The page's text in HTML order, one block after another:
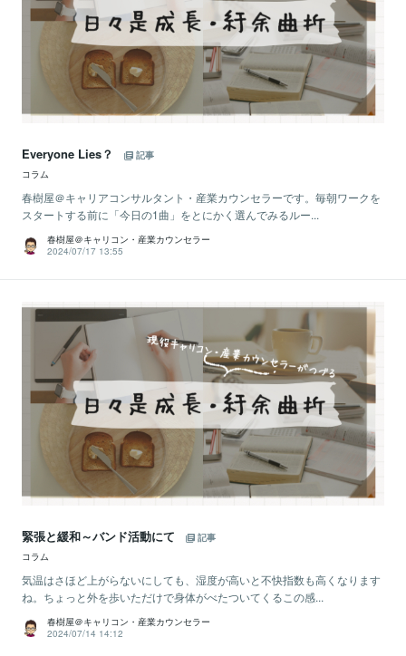
Everyone Lies？
記事
コラム
春樹屋＠キャリアコンサルタント・産業カウンセラーです。毎朝ワークを
スタートする前に「今日の1曲」をとにかく選んでみるルー...
春樹屋＠キャリコン・産業カウンセラー
2024/07/17 13:55
緊張と緩和～バンド活動にて
記事
コラム
気温はさほど上がらないにしても、湿度が高いと不快指数も高くなります
ね。ちょっと外を歩いただけで身体がべたついてくるこの感...
春樹屋＠キャリコン・産業カウンセラー
2024/07/14 14:12